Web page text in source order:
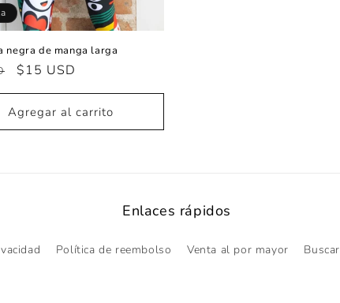
negra de manga larga
Precio
de
oferta
$15 USD
Agregar al carrito
Enlaces rápidos
Política de reembolso Venta al por mayor Buscar